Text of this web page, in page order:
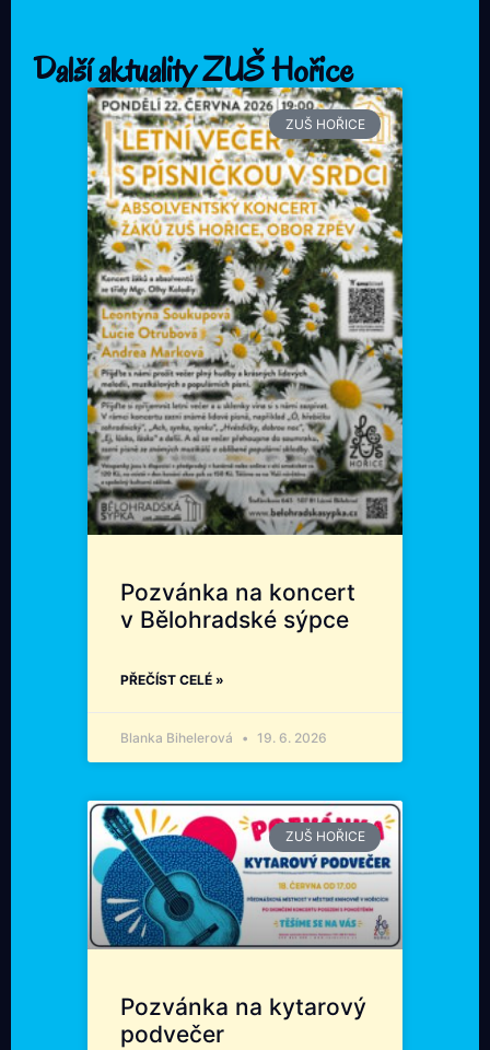
Další aktuality ZUŠ Hořice
ZUŠ HOŘICE
Pozvánka na koncert
v Bělohradské sýpce
PŘEČÍST CELÉ »
Blanka Bihelerová 19. 6. 2026
ZUŠ HOŘICE
Pozvánka na kytarový
podvečer